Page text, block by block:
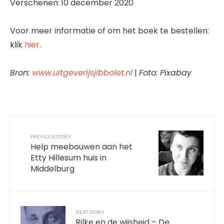
Verschenen:10 december 2020
Voor meer informatie of om het boek te bestellen:
klik hier.
Bron: www.uitgeverijsjibbolet.nl | Foto: Pixabay
PREVIOUS STORY
Help meebouwen aan het
Etty Hillesum huis in
Middelburg
NEXT STORY